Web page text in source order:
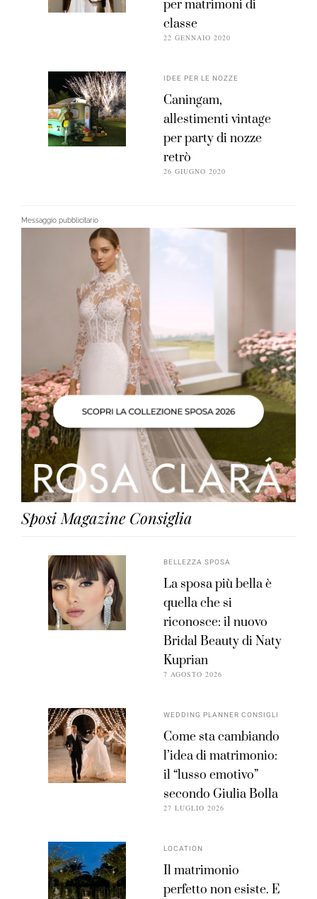
per matrimoni di
classe
22 GENNAIO 2020
IDEE PER LE NOZZE
Caningam,
allestimenti vintage
per party di nozze
retrò
26 GIUGNO 2020
Messaggio pubblicitario
Sposi Magazine Consiglia
BELLEZZA SPOSA
La sposa più bella è
quella che si
riconosce: il nuovo
Bridal Beauty di Naty
Kuprian
7 AGOSTO 2026
WEDDING PLANNER CONSIGLI
Come sta cambiando
l’idea di matrimonio:
il “lusso emotivo”
secondo Giulia Bolla
27 LUGLIO 2026
LOCATION
Il matrimonio
perfetto non esiste. E